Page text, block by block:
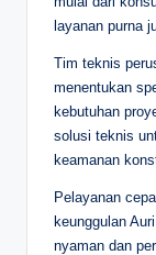
layanan purna
Tim teknis
menentukan
kebutuhan
solusi teknis
keamanan
Pelayanan
keunggulan
nyaman dan